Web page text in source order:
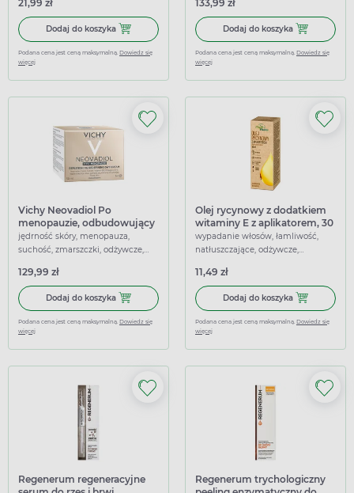
21,99 zł
Dodaj do koszyka Dodaj do koszyka Ziaja Baltic Home Spa Fit, peeling
Podana cena jest ceną maksymalną. Dowiedz się
więcej
133,99 zł
Dodaj do koszyka Dodaj do
Podana cena jest ceną maksymalną. Dowiedz się
więcej
Vichy Neovadiol Po
menopauzie, odbudowujący
krem na dzień przeciw
wiotczeniu skóry, 50 ml
jędrność skóry, menopauza,
suchość, zmarszczki, odżywcze,
129,99 zł
Dodaj do koszyka Dodaj do koszyka Vichy Neovadiol Po menopauzie,
Podana cena jest ceną maksymalną. Dowiedz się
więcej
Olej rycynowy z dodatkiem
witaminy E z aplikatorem, 30
ml
wypadanie włosów, łamliwość,
natłuszczające, odżywcze,
11,49 zł
Dodaj do koszyka Dodaj do
Podana cena jest ceną maksymalną. Dowiedz się
więcej
Regenerum regeneracyjne
Regenerum trychologiczny